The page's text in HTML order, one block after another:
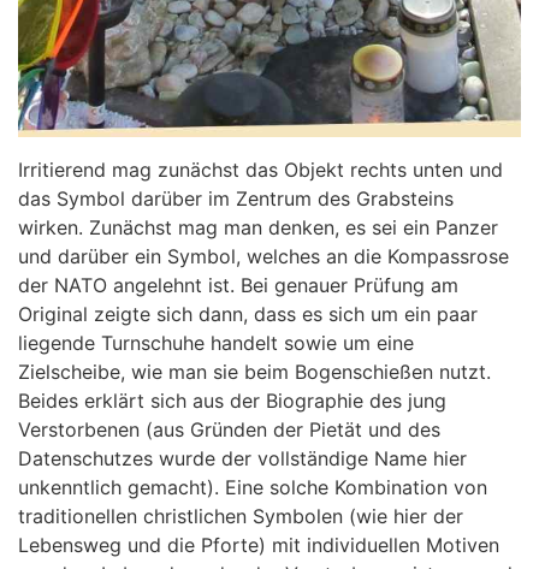
Irritierend mag zunächst das Objekt rechts unten und
das Symbol darüber im Zentrum des Grabsteins
wirken. Zunächst mag man denken, es sei ein Panzer
und darüber ein Symbol, welches an die Kompassrose
der NATO angelehnt ist. Bei genauer Prüfung am
Original zeigte sich dann, dass es sich um ein paar
liegende Turnschuhe handelt sowie um eine
Zielscheibe, wie man sie beim Bogenschießen nutzt.
Beides erklärt sich aus der Biographie des jung
Verstorbenen (aus Gründen der Pietät und des
Datenschutzes wurde der vollständige Name hier
unkenntlich gemacht). Eine solche Kombination von
traditionellen christlichen Symbolen (wie hier der
Lebensweg und die Pforte) mit individuellen Motiven